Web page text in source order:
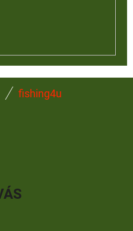
fishing4u